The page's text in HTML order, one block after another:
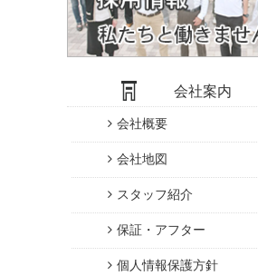
会社案内
会社概要
会社地図
スタッフ紹介
保証・アフター
個人情報保護方針